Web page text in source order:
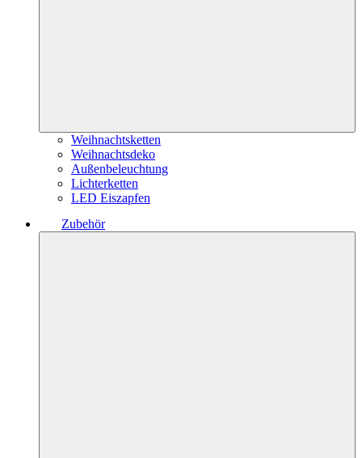
Weihnachtsketten
Weihnachtsdeko
Außenbeleuchtung
Lichterketten
LED Eiszapfen
Zubehör